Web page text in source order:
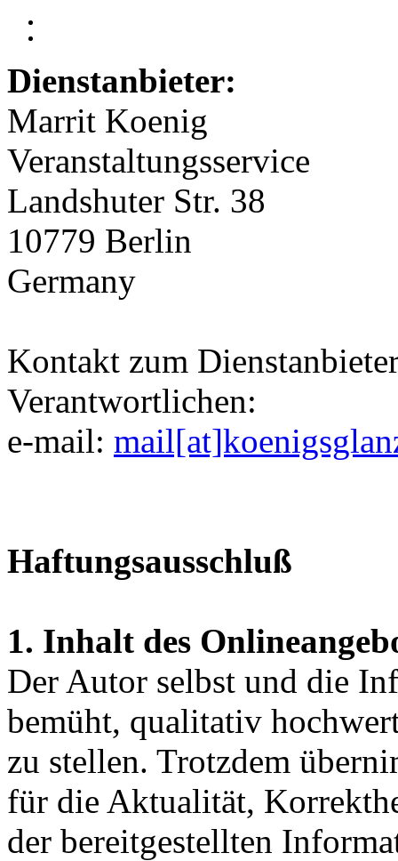
Dienstanbieter:
Marrit Koenig
Veranstaltungsservice
Landshuter Str. 38
10779 Berlin
Germany
Kontakt zum
Verantwortlichen:
e-mail:
Haftungsausschluß
1. Inhalt des
Der Autor selbst und die
bemüht, qualitativ
zu stellen. Trotzdem
für die Aktualität,
der bereitgestellten